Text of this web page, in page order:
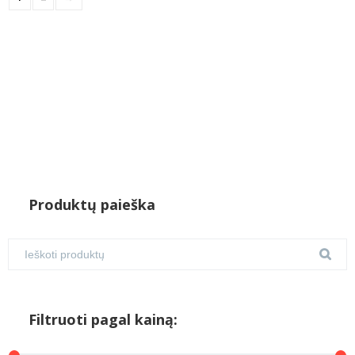
Produktų paieška
Filtruoti pagal kainą: